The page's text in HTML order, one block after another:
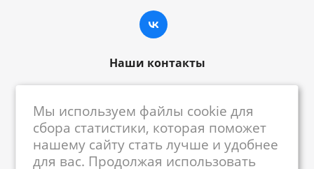
Наши контакты
centrkkm@centrkkm.ru
185005, г. Петрозаводск, ул. Промышленная,
Мы используем файлы cookie для
сбора статистики, которая поможет
нашему сайту стать лучше и удобнее
для вас. Продолжая использовать